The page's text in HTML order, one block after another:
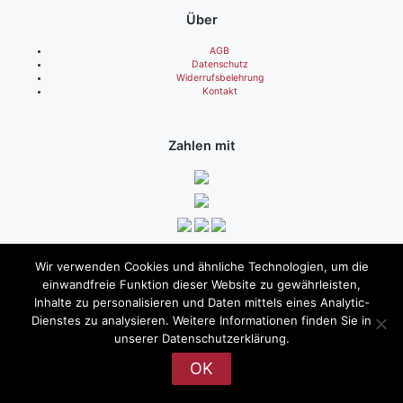
Über
AGB
Datenschutz
Widerrufsbelehrung
Kontakt
Zahlen mit
Wir verwenden Cookies und ähnliche Technologien, um die
einwandfreie Funktion dieser Website zu gewährleisten,
Inhalte zu personalisieren und Daten mittels eines Analytic-
Dienstes zu analysieren. Weitere Informationen finden Sie in
unserer Datenschutzerklärung.
OK